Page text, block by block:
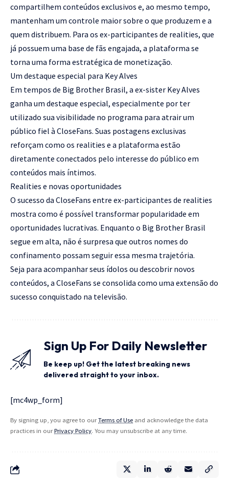
compartilhem conteúdos exclusivos e, ao mesmo tempo,
mantenham um controle maior sobre o que produzem e a
quem distribuem. Para os ex-participantes de realities, que
já possuem uma base de fãs engajada, a plataforma se
torna uma forma estratégica de monetização.
Um destaque especial para Key Alves
Em tempos de Big Brother Brasil, a ex-sister Key Alves
ganha um destaque especial, especialmente por ter
utilizado sua visibilidade no programa para atrair um
público fiel à CloseFans. Suas postagens exclusivas
reforçam como os realities e a plataforma estão
diretamente conectados pelo interesse do público em
conteúdos mais íntimos.
Realities e novas oportunidades
O sucesso da CloseFans entre ex-participantes de realities
mostra como é possível transformar popularidade em
oportunidades lucrativas. Enquanto o Big Brother Brasil
segue em alta, não é surpresa que outros nomes do
confinamento possam seguir essa mesma trajetória.
Seja para acompanhar seus ídolos ou descobrir novos
conteúdos, a CloseFans se consolida como uma extensão do
sucesso conquistado na televisão.
Sign Up For Daily Newsletter
Be keep up! Get the latest breaking news
delivered straight to your inbox.
[mc4wp_form]
By signing up, you agree to ourTerms of Use and acknowledge the data
practices in ourPrivacy Policy. You may unsubscribe at any time.